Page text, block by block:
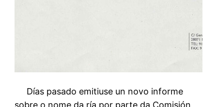
Días pasado emitiuse un novo informe
sobre o nome da ría por parte da Comisión